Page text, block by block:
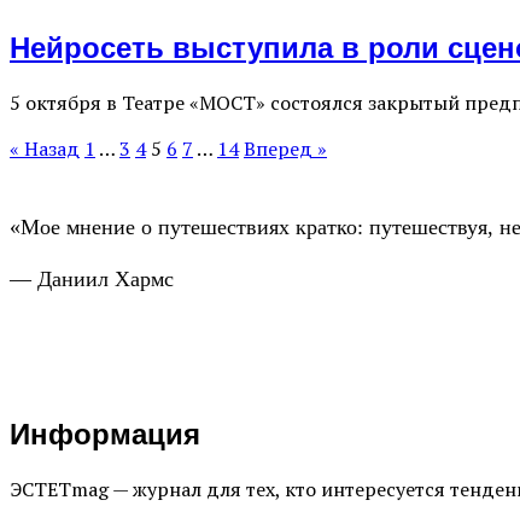
Нейросеть выступила в роли
5 октября в Театре «МОСТ» состоялся закрытый
« Назад 1 …3 4 5 6 7 … 14Вперед »
«Мое мнение о путешествиях кратко: путешествуя,
— Даниил Хармс
Информация
ЭСТЕТmag — журнал для тех, кто интересуется